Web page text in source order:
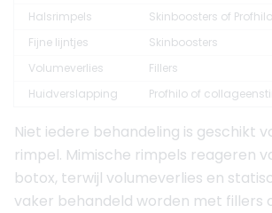
Halsrimpels
Skinboosters of Profhilo
Fijne lijntjes
Skinboosters
Volumeverlies
Fillers
Huidverslapping
Profhilo of
Niet iedere behandeling is geschikt
rimpel. Mimische rimpels reageren
botox, terwijl volumeverlies en
vaker behandeld worden met fillers